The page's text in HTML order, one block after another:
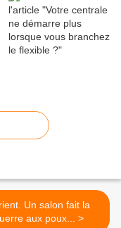
Un salon fait la
guerre aux poux... >